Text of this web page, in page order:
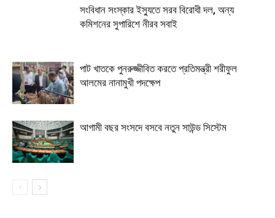
সংবিধান সংস্কার ইস্যুতে সরব বিরোধী দল, অন্য
কমিশনের সুপারিশে নীরব সবাই
পাট খাতকে পুনরুজ্জীবিত করতে প্রতিমন্ত্রী শরীফুল
আলমের নানামুখী পদক্ষেপ
আগামী বছর সংসদে বসবে নতুন সাউন্ড সিস্টেম